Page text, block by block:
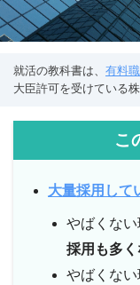
就活の教科書は、 有料
大臣許可を受けている
こ
大量採用して
やばくない
採用も多く
やばくない